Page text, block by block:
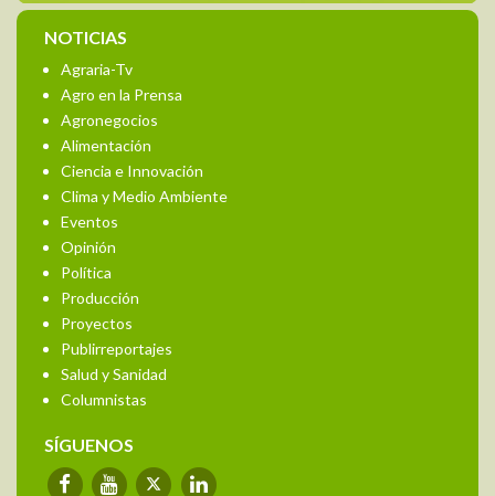
NOTICIAS
Agraria-Tv
Agro en la Prensa
Agronegocios
Alimentación
Ciencia e Innovación
Clima y Medio Ambiente
Eventos
Opinión
Política
Producción
Proyectos
Publirreportajes
Salud y Sanidad
Columnistas
SÍGUENOS